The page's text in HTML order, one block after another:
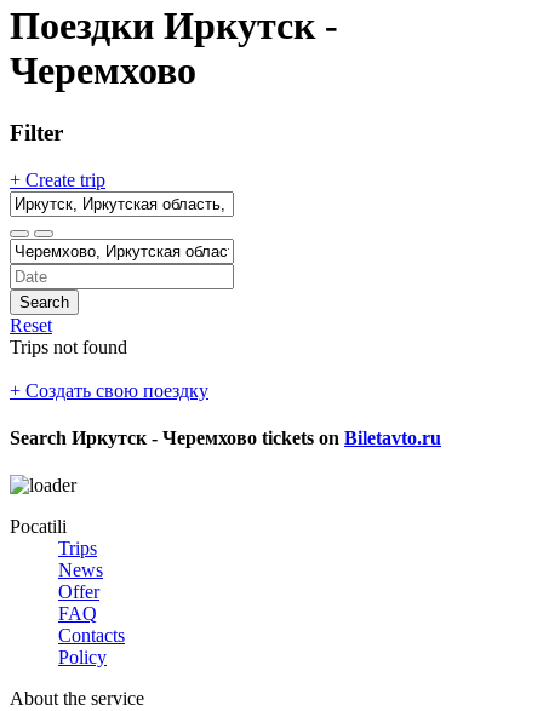
Поездки Иркутск -
Черемхово
Filter
+ Create trip
Search
Reset
Trips not found
+ Создать свою поездку
Search Иркутск - Черемхово tickets on Biletavto.ru
Pocatili
Trips
News
Offer
FAQ
Contacts
Policy
About the service